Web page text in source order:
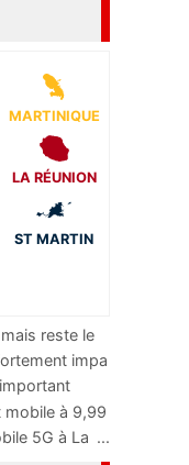
MARTINIQUE
LA RÉUNION
ST MARTIN
reste le
...
impa
...
à 9,99
5G à La ...